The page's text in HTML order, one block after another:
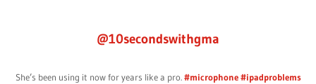
@10secondswithgma
She’s been using it now for years like a pro.#microphone #ipadproblems